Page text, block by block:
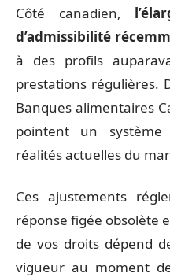
Côté canadien,
d’admissibilité
à des profils
prestations régulières.
Banques alimentaires
pointent un
réalités actuelles du
Ces ajustements
réponse figée obsolète
de vos droits dépend
vigueur au moment